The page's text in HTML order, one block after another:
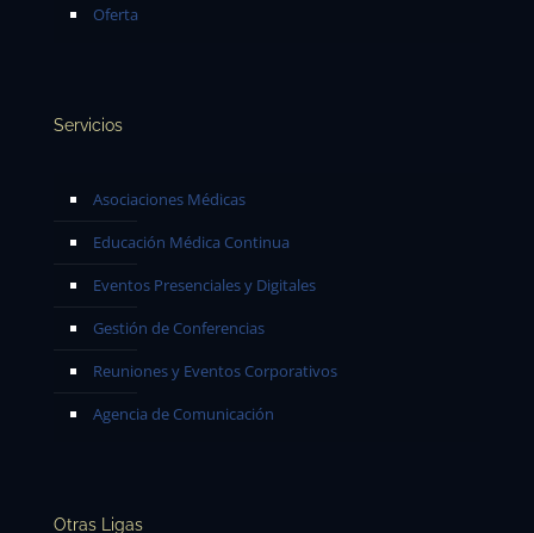
Oferta
Servicios
Asociaciones Médicas
Educación Médica Continua
Eventos Presenciales y Digitales
Gestión de Conferencias
Reuniones y Eventos Corporativos
Agencia de Comunicación
Otras Ligas